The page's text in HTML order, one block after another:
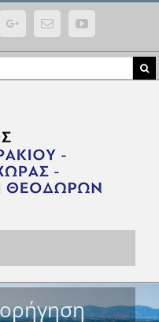
Google+Email YouTube